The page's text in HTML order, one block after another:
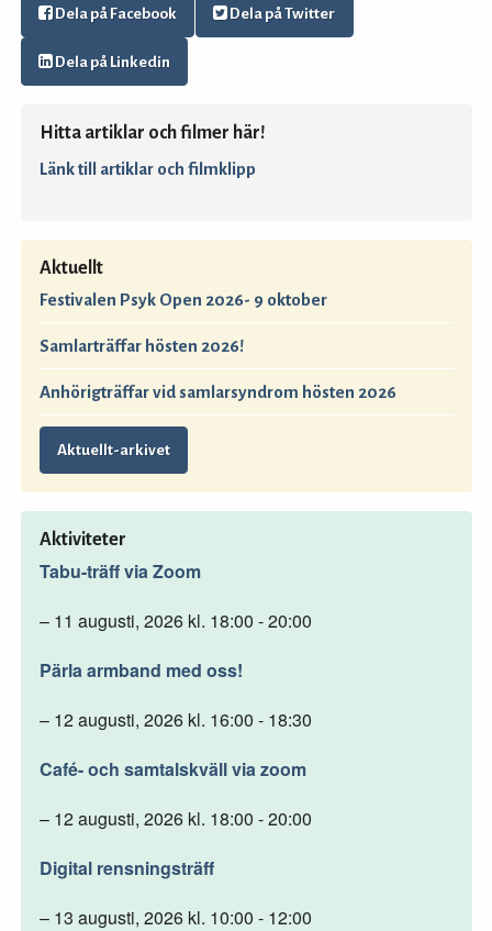
Dela på Facebook Dela på Twitter
Dela på Linkedin
Hitta artiklar och filmer här!
Länk till artiklar och filmklipp
Aktuellt
Festivalen Psyk Open 2026- 9 oktober
Samlarträffar hösten 2026!
Anhörigträffar vid samlarsyndrom hösten 2026
Aktuellt-arkivet
Aktiviteter
Tabu-träff via Zoom
– 11 augusti, 2026 kl. 18:00 - 20:00
Pärla armband med oss!
– 12 augusti, 2026 kl. 16:00 - 18:30
Café- och samtalskväll via zoom
– 12 augusti, 2026 kl. 18:00 - 20:00
Digital rensningsträff
– 13 augusti, 2026 kl. 10:00 - 12:00